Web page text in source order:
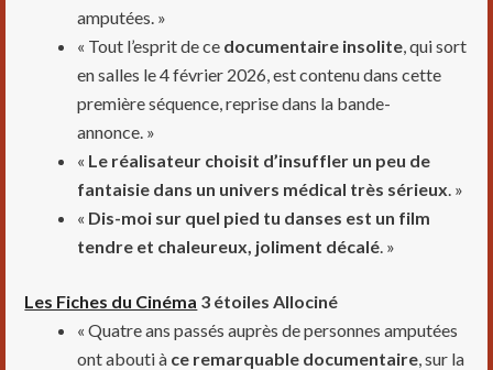
amputées. »
« Tout l’esprit de ce documentaire insolite , qui sort
en salles le 4 février 2026, est contenu dans cette
première séquence, reprise dans la bande-
annonce. »
« Le réalisateur choisit d’insuffler un peu de
fantaisie dans un univers médical très sérieux . »
« Dis-moi sur quel pied tu danses est un film
tendre et chaleureux, joliment décalé . »
Les Fiches du Cinéma 3 étoiles Allociné
« Quatre ans passés auprès de personnes amputées
ont abouti à ce remarquable documentaire , sur la